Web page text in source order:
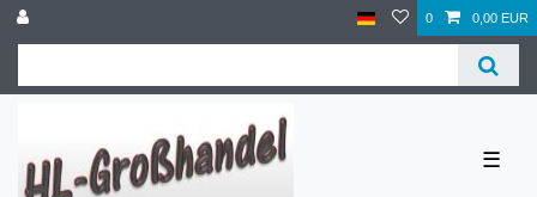
0 0,00 EUR
☰